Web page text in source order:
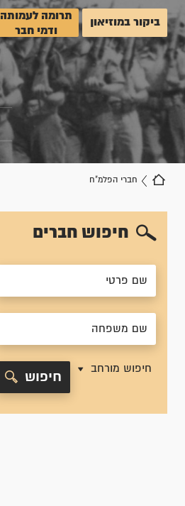
ביקור במוזיאון
תרומה לעמותה
ודמי חבר
חברי הפלמ"ח
חיפוש חברים
חיפוש מורחב
חיפוש